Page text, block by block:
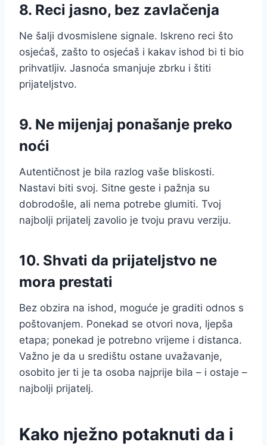
8. Reci jasno, bez zavlačenja
Ne šalji dvosmislene signale. Iskreno reci što
osjećaš, zašto to osjećaš i kakav ishod bi ti bio
prihvatljiv. Jasnoća smanjuje zbrku i štiti
prijateljstvo.
9. Ne mijenjaj ponašanje preko
noći
Autentičnost je bila razlog vaše bliskosti.
Nastavi biti svoj. Sitne geste i pažnja su
dobrodošle, ali nema potrebe glumiti. Tvoj
najbolji prijatelj zavolio je tvoju pravu verziju.
10. Shvati da prijateljstvo ne
mora prestati
Bez obzira na ishod, moguće je graditi odnos s
poštovanjem. Ponekad se otvori nova, ljepša
etapa; ponekad je potrebno vrijeme i distanca.
Važno je da u središtu ostane uvažavanje,
osobito jer ti je ta osoba najprije bila – i ostaje –
najbolji prijatelj.
Kako nježno potaknuti da i